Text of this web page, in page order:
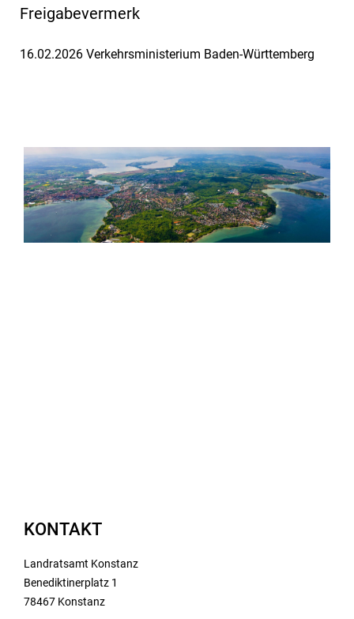
Freigabevermerk
16.02.2026 Verkehrsministerium Baden-Württemberg
KONTAKT
Landratsamt Konstanz
Benediktinerplatz 1
78467 Konstanz